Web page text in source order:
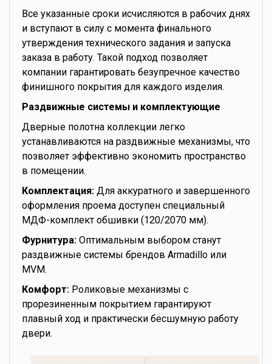
Все указанные сроки исчисляются в рабочих днях
и вступают в силу с момента финального
утверждения технического задания и запуска
заказа в работу. Такой подход позволяет
компании гарантировать безупречное качество
финишного покрытия для каждого изделия.
Раздвижные системы и комплектующие
Дверные полотна коллекции легко
устанавливаются на раздвижные механизмы, что
позволяет эффективно экономить пространство
в помещении.
Комплектация: Для аккуратного и завершенного
оформления проема доступен специальный
МДФ-комплект обшивки (120/2070 мм).
Фурнитура: Оптимальным выбором станут
раздвижные системы брендов Armadillo или
MVM.
Комфорт: Роликовые механизмы с
прорезиненным покрытием гарантируют
плавный ход и практически бесшумную работу
двери.